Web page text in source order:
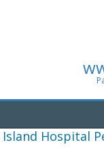
Island Hospital